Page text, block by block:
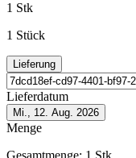
1 Stk
1 Stück
Lieferung
Lieferdatum
Mi., 12. Aug. 2026
Menge